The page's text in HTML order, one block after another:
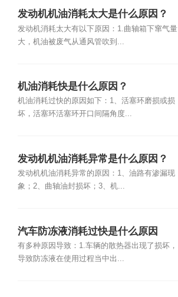
发动机机油消耗太大是什么原因？
发动机消耗太大有以下原因：1.曲轴箱下窜气量
大，机油被废气从通风管吹到...
机油消耗快是什么原因？
机油消耗过快的原因如下：1、活塞环磨损或损
坏，活塞环活塞环开口间隔角度...
发动机机油消耗异常是什么原因？
发动机机油消耗异常的原因：1、油路有渗漏现
象；2、曲轴油封损坏；3、机...
汽车防冻液消耗过快是什么原因
有多种原因导致：1.车辆的散热器出现了损坏，
导致防冻液在使用过程当中出...